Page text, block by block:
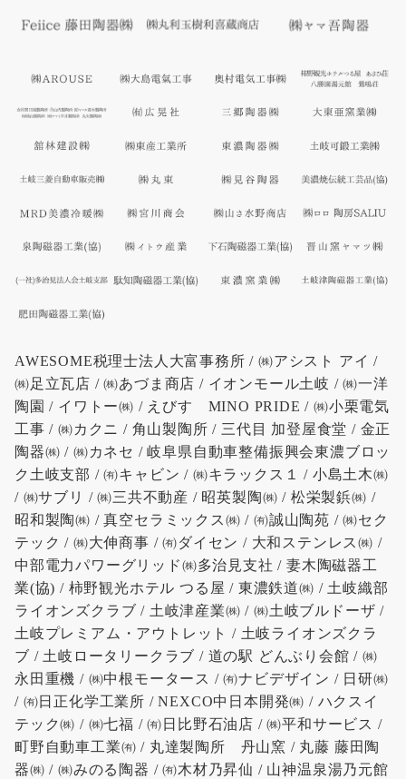
AWESOME税理士法人大富事務所 / ㈱アシスト アイ /
㈱足立瓦店 / ㈱あづま商店 / イオンモール土岐 / ㈱一洋
陶園 / イワトー㈱ / えびす MINO PRIDE / ㈱小栗電気
工事 / ㈱カクニ / 角山製陶所 / 三代目 加登屋食堂 / 金正
陶器㈱ / ㈱カネセ / 岐阜県自動車整備振興会東濃ブロッ
ク土岐支部 / ㈲キャビン / ㈱キラックス１ / 小島土木㈱
/ ㈱サブリ / ㈱三共不動産 / 昭英製陶㈱ / 松栄製鋲㈱ /
昭和製陶㈱ / 真空セラミックス㈱ / ㈲誠山陶苑 / ㈱セク
テック / ㈱大伸商事 / ㈲ダイセン / 大和ステンレス㈱ /
中部電力パワーグリッド㈱多治見支社 / 妻木陶磁器工
業(協) / 柿野観光ホテル つる屋 / 東濃鉄道㈱ / 土岐織部
ライオンズクラブ / 土岐津産業㈱ / ㈱土岐ブルドーザ /
土岐プレミアム・アウトレット / 土岐ライオンズクラ
ブ / 土岐ロータリークラブ / 道の駅 どんぶり会館 / ㈱
永田重機 / ㈱中根モータース / ㈲ナビデザイン / 日研㈱
/ ㈲日正化学工業所 / NEXCO中日本開発㈱ / ハクスイ
テック㈱ / ㈱七福 / ㈲日比野石油店 / ㈱平和サービス /
町野自動車工業㈲ / 丸達製陶所 丹山窯 / 丸藤 藤田陶
器㈱ / ㈱みのる陶器 / ㈲木材乃昇仙 / 山神温泉湯乃元館